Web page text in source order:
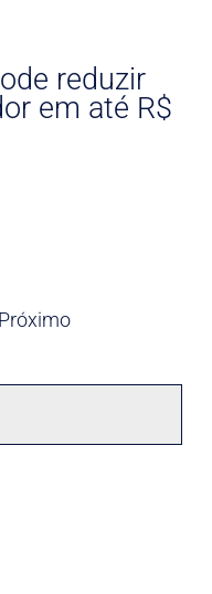
reduzir
em até R$
Próximo